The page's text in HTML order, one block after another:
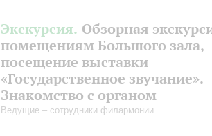
Экскурсия. Обзорная
помещениям Большого зала,
посещение выставки
«Государственное звучание».
Знакомство с органом
Ведущие – сотрудники филармонии